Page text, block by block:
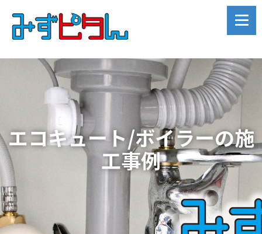
エコキュート/ボイラーの施
工事例